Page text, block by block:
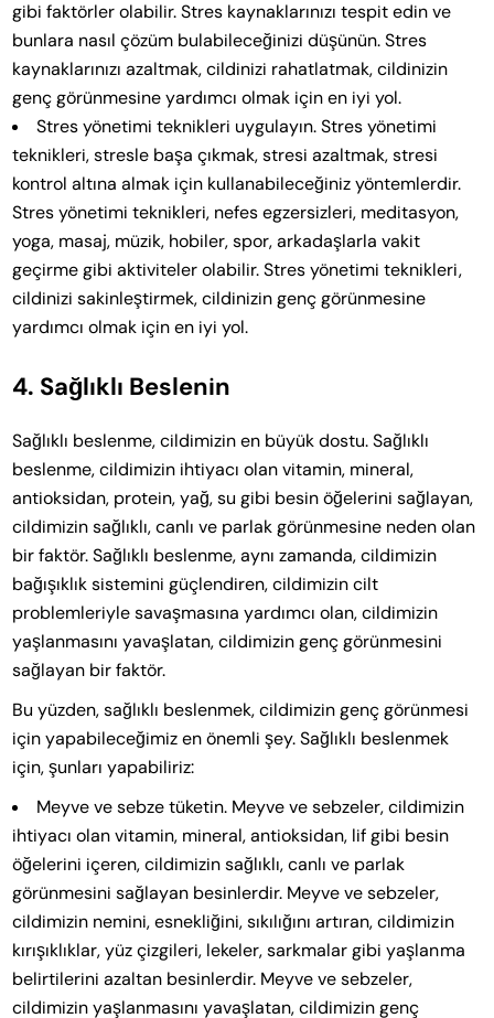
gibi faktörler olabilir. Stres kaynaklarınızı tespit edin ve
bunlara nasıl çözüm bulabileceğinizi düşünün. Stres
kaynaklarınızı azaltmak, cildinizi rahatlatmak, cildinizin
genç görünmesine yardımcı olmak için en iyi yol.
Stres yönetimi teknikleri uygulayın. Stres yönetimi
teknikleri, stresle başa çıkmak, stresi azaltmak, stresi
kontrol altına almak için kullanabileceğiniz yöntemlerdir.
Stres yönetimi teknikleri, nefes egzersizleri, meditasyon,
yoga, masaj, müzik, hobiler, spor, arkadaşlarla vakit
geçirme gibi aktiviteler olabilir. Stres yönetimi teknikleri,
cildinizi sakinleştirmek, cildinizin genç görünmesine
yardımcı olmak için en iyi yol.
4. Sağlıklı Beslenin
Sağlıklı beslenme, cildimizin en büyük dostu. Sağlıklı
beslenme, cildimizin ihtiyacı olan vitamin, mineral,
antioksidan, protein, yağ, su gibi besin öğelerini sağlayan,
cildimizin sağlıklı, canlı ve parlak görünmesine neden olan
bir faktör. Sağlıklı beslenme, aynı zamanda, cildimizin
bağışıklık sistemini güçlendiren, cildimizin cilt
problemleriyle savaşmasına yardımcı olan, cildimizin
yaşlanmasını yavaşlatan, cildimizin genç görünmesini
sağlayan bir faktör.
Bu yüzden, sağlıklı beslenmek, cildimizin genç görünmesi
için yapabileceğimiz en önemli şey. Sağlıklı beslenmek
için, şunları yapabiliriz:
Meyve ve sebze tüketin. Meyve ve sebzeler, cildimizin
ihtiyacı olan vitamin, mineral, antioksidan, lif gibi besin
öğelerini içeren, cildimizin sağlıklı, canlı ve parlak
görünmesini sağlayan besinlerdir. Meyve ve sebzeler,
cildimizin nemini, esnekliğini, sıkılığını artıran, cildimizin
kırışıklıklar, yüz çizgileri, lekeler, sarkmalar gibi yaşlanma
belirtilerini azaltan besinlerdir. Meyve ve sebzeler,
cildimizin yaşlanmasını yavaşlatan, cildimizin genç